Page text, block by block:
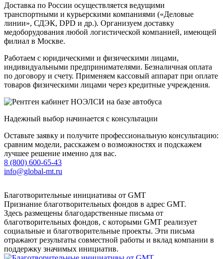
Доставка по России осуществляется ведущими
транспортными и курьерскими компаниями («Деловые
линии», СДЭК, DPD и др.). Организуем доставку
медоборудования любой логистической компанией, имеющей
филиал в Москве.
Работаем с юридическими и физическими лицами,
индивидуальными предпринимателями. Безналичная оплата
по договору и счету. Применяем кассовый аппарат при оплате
товаров физическими лицами через кредитные учреждения.
Надежный выбор начинается с консультации
Оставьте заявку и получите профессиональную консультацию:
сравним модели, расскажем о возможностях и подскажем
лучшее решение именно для вас.
8 (800) 600-65-43
info@global-mt.ru
Благотворительные инициативы от GMT
Признание благотворительных фондов в адрес GMT.
Здесь размещены благодарственные письма от
благотворительных фондов, с которыми GMT реализует
социальные и благотворительные проекты. Эти письма
отражают результаты совместной работы и вклад компании в
поддержку значимых инициатив.